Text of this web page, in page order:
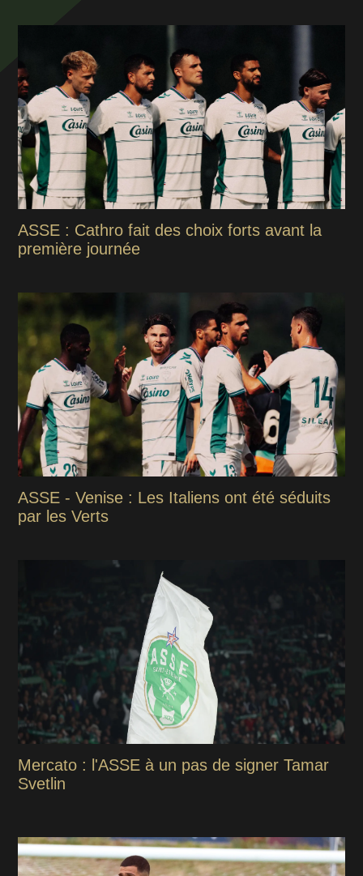
ASSE : Cathro fait des choix forts avant la
première journée
ASSE - Venise : Les Italiens ont été séduits
par les Verts
Mercato : l'ASSE à un pas de signer Tamar
Svetlin